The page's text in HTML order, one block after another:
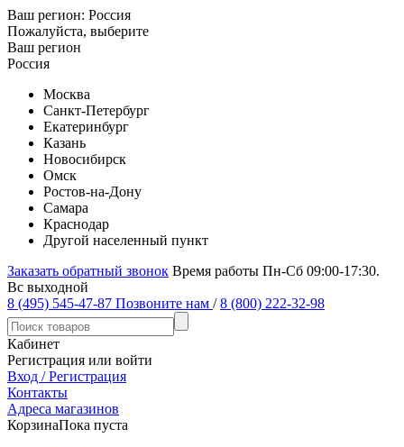
Ваш регион: Россия
Пожалуйста, выберите
Ваш регион
Россия
Москва
Санкт-Петербург
Екатеринбург
Казань
Новосибирск
Омск
Ростов-на-Дону
Самара
Краснодар
Другой населенный пункт
Заказать обратный звонок Время работы Пн-Сб 09:00-17:30.
Вс выходной
8 (495) 545-47-87 Позвоните нам / 8 (800) 222-32-98
Кабинет
Регистрация или войти
Вход / Регистрация
Контакты
Адреса магазинов
КорзинаПока пуста